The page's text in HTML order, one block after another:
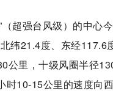
（超强台风级）的中
纬21.4度、东经
公里，十级风圈半径
时10-15公里的速度